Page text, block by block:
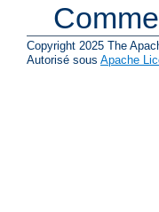
Copyright 2025 The
Autorisé sous Apache